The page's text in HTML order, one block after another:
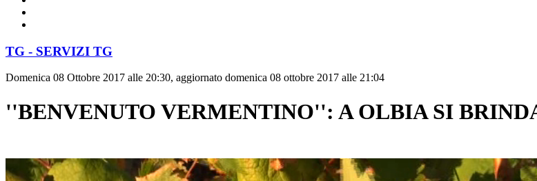
TG - SERVIZI TG
Domenica 08 Ottobre 2017 alle 20:30, aggiornato domenica 08 ottobre 2017 alle 21:04
''BENVENUTO VERMENTINO'': A OLBIA SI